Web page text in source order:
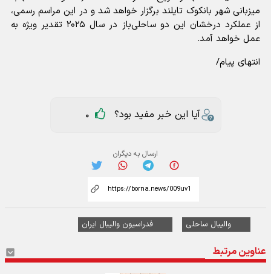
میزبانی شهر بانکوک تایلند برگزار خواهد شد و در این مراسم رسمی،
از عملکرد درخشان این دو ساحلی‌باز در سال ۲۰۲۵ تقدیر ویژه به
عمل خواهد آمد.
انتهای پیام/
آیا این خبر مفید بود؟ 0
ارسال به دیگران
والیبال ساحلی فدراسیون والیبال ایران
عناوین مرتبط